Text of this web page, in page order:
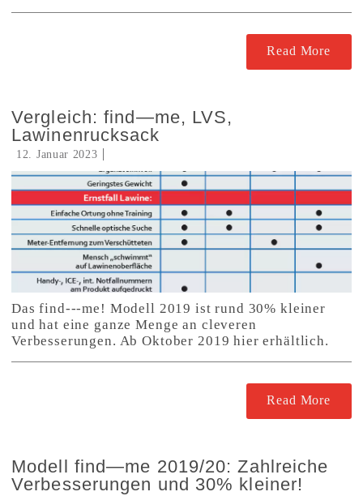
Read More
Vergleich: find—me, LVS,
Lawinenrucksack
12. Januar 2023
Das find---me! Modell 2019 ist rund 30% kleiner
und hat eine ganze Menge an cleveren
Verbesserungen. Ab Oktober 2019 hier erhältlich.
Read More
Modell find—me 2019/20: Zahlreiche
Verbesserungen und 30% kleiner!